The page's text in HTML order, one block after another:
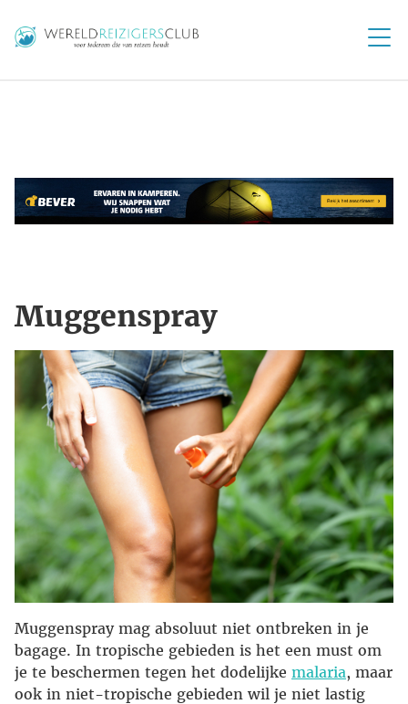
Muggenspray
Muggenspray mag absoluut niet ontbreken in je
bagage. In tropische gebieden is het een must om
je te beschermen tegen het dodelijke malaria, maar
ook in niet-tropische gebieden wil je niet lastig